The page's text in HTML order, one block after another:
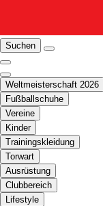
Suchen
Weltmeisterschaft 2026
Fußballschuhe
Vereine
Kinder
Trainingskleidung
Torwart
Ausrüstung
Clubbereich
Lifestyle